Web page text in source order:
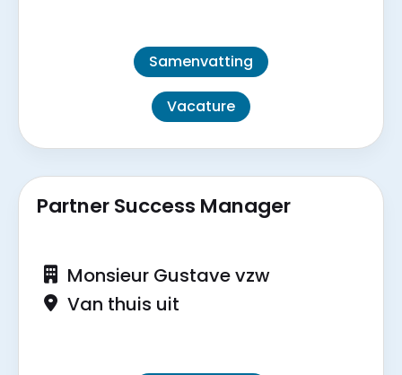
Samenvatting
Vacature
Partner Success Manager
Monsieur Gustave vzw
Van thuis uit